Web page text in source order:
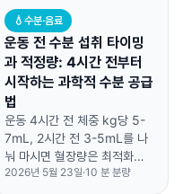
💧 수분·음료
운동 전 수분 섭취 타이밍
과 적정량: 4시간 전부터
시작하는 과학적 수분 공급
법
운동 4시간 전 체중 kg당 5-
7mL, 2시간 전 3-5mL를 나
눠 마시면 혈장량은 최적화되
고 화장실 걱정은 줄어듭니다.
2026년 5월 23일·10 분 분량